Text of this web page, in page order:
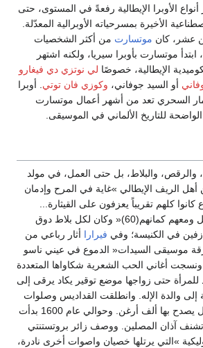
أنواع الأوبرا الإيطالية رفعةً في المستوى، حتى
الأخيرة بمسرحياته الأوبرالية المعدّلة.
عشر، كان موتسارت من أكثر الشخصيات
ابتدأ موتسارت بأوبرا سيريا، ولكنه اشتهر
الإيطالية، خصوصًا لي نوتزي دي فيغارو
أو السيد جوفاني، وكوزي فان توتي . أوبرا
السحري تعد من أشهر أعمال موتسارت
للتاريخ الألماني في الموسيقى.
والرقص، والبلاط، بل حتى العمل، في مولد
أهل الريف الإيطالي »غاية في المرح وإدمان
كلهم تقريباً يعزفون على القيثارة...
ويمضون عادة إلى الحقل ومعهم كمانهم(60)« وكان لكل بلاط دوق
في الكنيسة؛ وفي فيرارا أثار رباعي من
موسيقى السيدات« الدموع في عيني ناسو
أغاني الحب الشعرية شكاواها المتعددة
للمرأة حتى زواجها موضع توقير يكاد يرقى إلى
إلى والدة الإله. وانطلقت القداديس وصلوات
المساء والألحان والترتيل يصدح بها ألف أرغن. وحوالي عام 1600 بدأت
آذان المصلين. ووصف زائر بروتستنتي
»التي يرتلها خصيان واصوات أخرى نادرة،